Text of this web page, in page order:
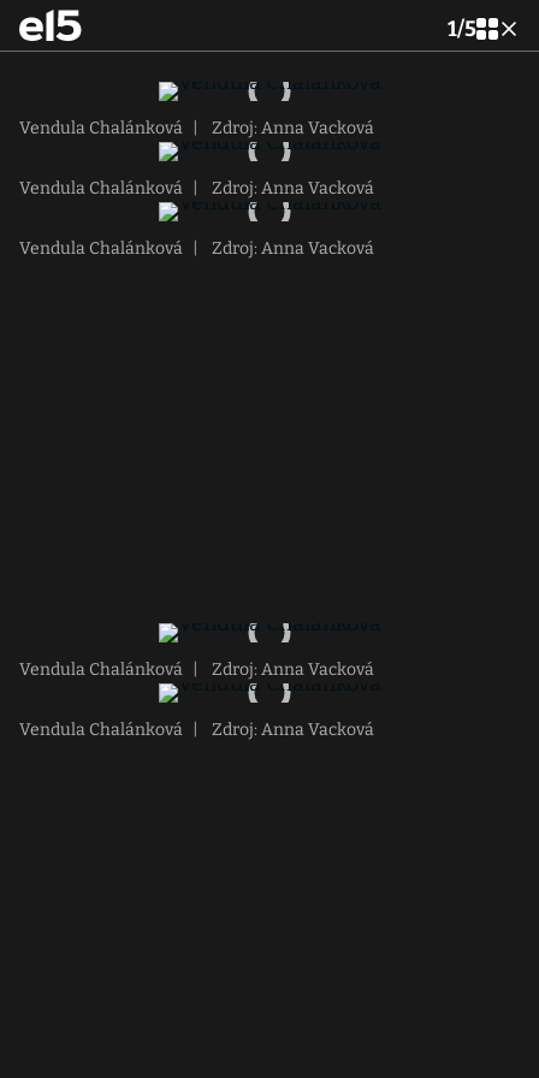
1/5
Vendula Chalánková Zdroj: Anna Vacková
Vendula Chalánková Zdroj: Anna Vacková
Vendula Chalánková Zdroj: Anna Vacková
Vendula Chalánková Zdroj: Anna Vacková
Vendula Chalánková Zdroj: Anna Vacková